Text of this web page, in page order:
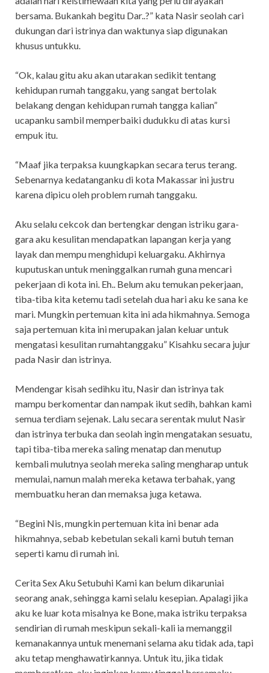
bersama. Bukankah begitu Dar..?” kata Nasir seolah cari
dukungan dari istrinya dan waktunya siap digunakan
khusus untukku.
“Ok, kalau gitu aku akan utarakan sedikit tentang
kehidupan rumah tanggaku, yang sangat bertolak
belakang dengan kehidupan rumah tangga kalian”
ucapanku sambil memperbaiki dudukku di atas kursi
empuk itu.
“Maaf jika terpaksa kuungkapkan secara terus terang.
Sebenarnya kedatanganku di kota Makassar ini justru
karena dipicu oleh problem rumah tanggaku.
Aku selalu cekcok dan bertengkar dengan istriku gara-
gara aku kesulitan mendapatkan lapangan kerja yang
layak dan mempu menghidupi keluargaku. Akhirnya
kuputuskan untuk meninggalkan rumah guna mencari
pekerjaan di kota ini. Eh.. Belum aku temukan pekerjaan,
tiba-tiba kita ketemu tadi setelah dua hari aku ke sana ke
mari. Mungkin pertemuan kita ini ada hikmahnya. Semoga
saja pertemuan kita ini merupakan jalan keluar untuk
mengatasi kesulitan rumahtanggaku” Kisahku secara jujur
pada Nasir dan istrinya.
Mendengar kisah sedihku itu, Nasir dan istrinya tak
mampu berkomentar dan nampak ikut sedih, bahkan kami
semua terdiam sejenak. Lalu secara serentak mulut Nasir
dan istrinya terbuka dan seolah ingin mengatakan sesuatu,
tapi tiba-tiba mereka saling menatap dan menutup
kembali mulutnya seolah mereka saling mengharap untuk
memulai, namun malah mereka ketawa terbahak, yang
membuatku heran dan memaksa juga ketawa.
“Begini Nis, mungkin pertemuan kita ini benar ada
hikmahnya, sebab kebetulan sekali kami butuh teman
seperti kamu di rumah ini.
Cerita Sex Aku Setubuhi Kami kan belum dikaruniai
seorang anak, sehingga kami selalu kesepian. Apalagi jika
aku ke luar kota misalnya ke Bone, maka istriku terpaksa
sendirian di rumah meskipun sekali-kali ia memanggil
kemanakannya untuk menemani selama aku tidak ada, tapi
aku tetap menghawatirkannya. Untuk itu, jika tidak